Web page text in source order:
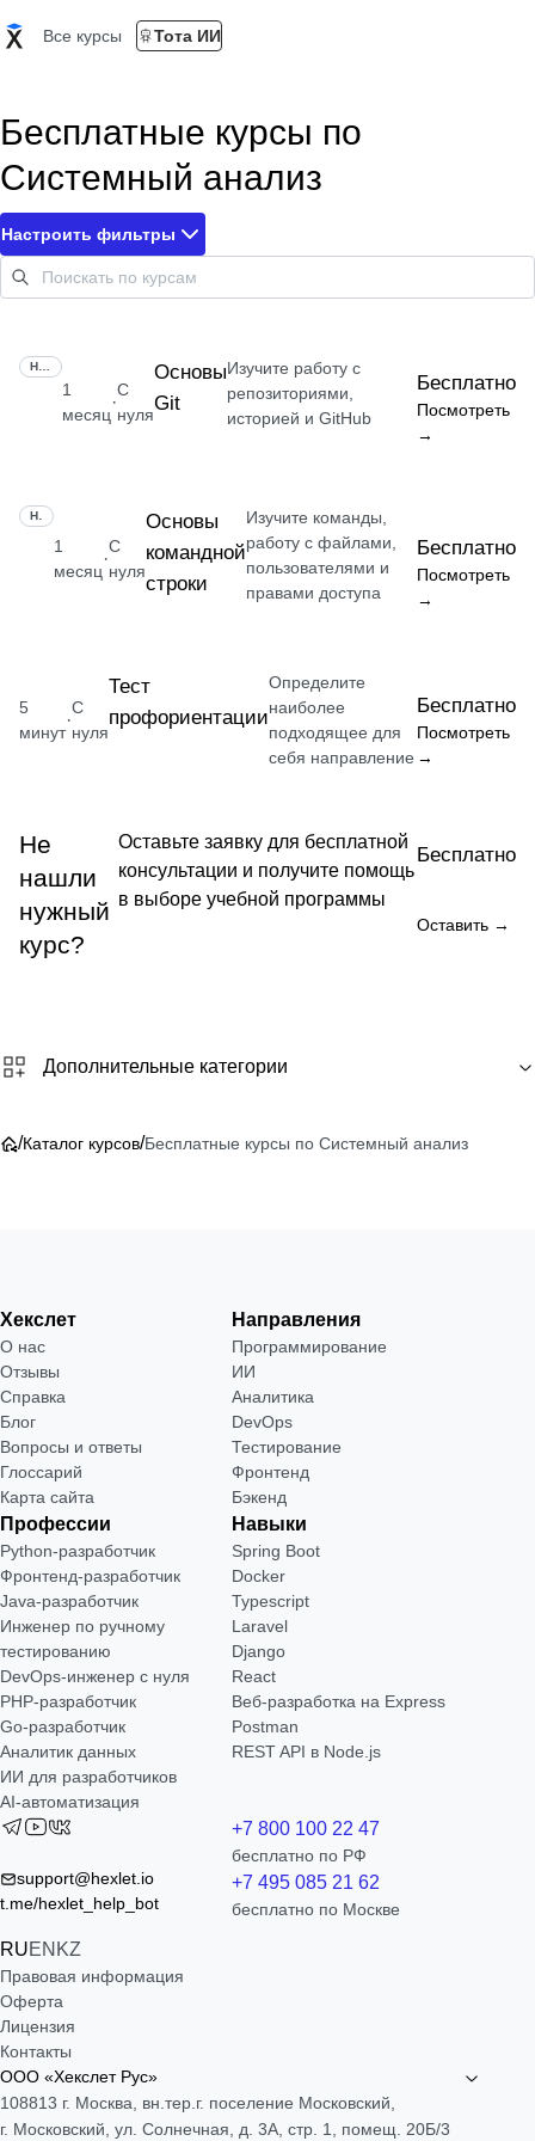
Все курсы Тота ИИ
Бесплатные курсы по
Системный анализ
Настроить фильтры
1
месяц
·
С
нуля
Основы
Git
Изучите работу с
репозиториями,
историей и GitHub
Бесплатно
Посмотреть
→
1
месяц
·
С
нуля
Основы
командной
строки
Изучите команды,
работу с файлами,
пользователями и
правами доступа
Бесплатно
Посмотреть
→
5
минут
·
С
нуля
Тест
профориентации
Определите
наиболее
подходящее для
себя направление
Бесплатно
Посмотреть
→
Не
нашли
нужный
курс?
Оставьте заявку для бесплатной
консультации и получите помощь
в выборе учебной программы
Бесплатно
Оставить →
Дополнительные категории
/Каталог курсов/Бесплатные курсы по Системный анализ
Хекслет
О нас
Отзывы
Справка
Блог
Вопросы и ответы
Глоссарий
Карта сайта
Направления
Программирование
ИИ
Аналитика
DevOps
Тестирование
Фронтенд
Бэкенд
Профессии
Python-разработчик
Фронтенд-разработчик
Java-разработчик
Инженер по ручному
тестированию
DevOps-инженер с нуля
РНР-разработчик
Go-разработчик
Аналитик данных
ИИ для разработчиков
AI-автоматизация
Навыки
Spring Boot
Docker
Typescript
Laravel
Django
React
Веб-разработка на Express
Postman
REST API в Node.js
support@hexlet.io
t.me/hexlet_help_bot
RUEN KZ
+7 800 100 22 47
бесплатно по РФ
+7 495 085 21 62
бесплатно по Москве
Правовая информация
Оферта
Лицензия
Контакты
ООО «Хекслет Рус»
108813 г. Москва, вн.тер.г. поселение Московский,
г. Московский, ул. Солнечная, д. 3А, стр. 1, помещ. 20Б/3